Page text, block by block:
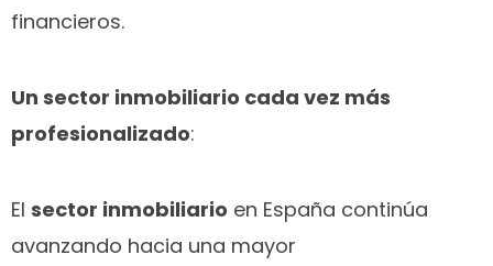
financieros.
Un sector inmobiliario cada vez más
profesionalizado:
El sector inmobiliario en España continúa
avanzando hacia una mayor